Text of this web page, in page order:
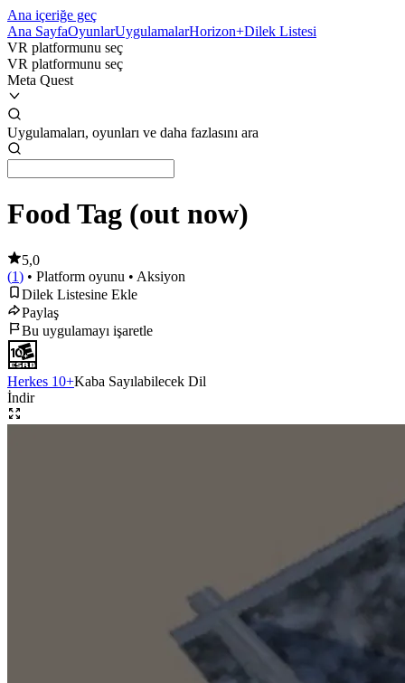
Ana içeriğe geç
Ana SayfaOyunlarUygulamalarHorizon+Dilek Listesi
VR platformunu seç
VR platformunu seç
Meta Quest
Uygulamaları, oyunları ve daha fazlasını ara
Food Tag (out now)
5,0
(1) • Platform oyunu • Aksiyon
Dilek Listesine Ekle
Paylaş
Bu uygulamayı işaretle
Herkes 10+Kaba Sayılabilecek Dil
İndir